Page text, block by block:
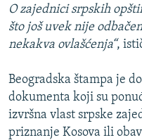
O zajednici srpskih
što još uvek nije
nekakva ovlašćenja“,
Beogradska štampa je
dokumenta koji su
izvršna vlast srpske
priznanje Kosova ili